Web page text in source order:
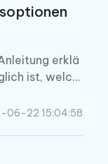
erklä
ist, welch
auf iPhone u
06-22 15:04:58